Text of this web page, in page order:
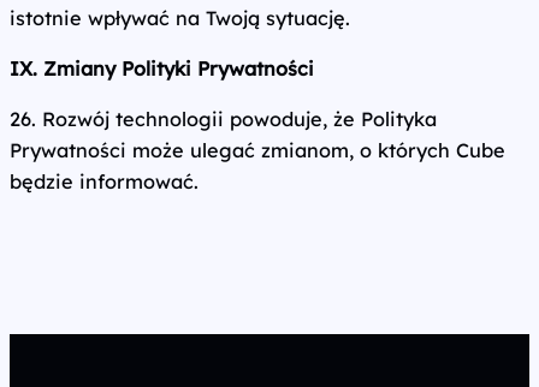
istotnie wpływać na Twoją sytuację.
IX. Zmiany Polityki Prywatności
26. Rozwój technologii powoduje, że Polityka
Prywatności może ulegać zmianom, o których Cube
będzie informować.